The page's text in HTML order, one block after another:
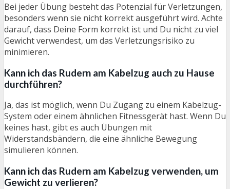
Bei jeder Übung besteht das Potenzial für Verletzungen,
besonders wenn sie nicht korrekt ausgeführt wird. Achte
darauf, dass Deine Form korrekt ist und Du nicht zu viel
Gewicht verwendest, um das Verletzungsrisiko zu
minimieren.
Kann ich das Rudern am Kabelzug auch zu Hause
durchführen?
Ja, das ist möglich, wenn Du Zugang zu einem Kabelzug-
System oder einem ähnlichen Fitnessgerät hast. Wenn Du
keines hast, gibt es auch Übungen mit
Widerstandsbändern, die eine ähnliche Bewegung
simulieren können.
Kann ich das Rudern am Kabelzug verwenden, um
Gewicht zu verlieren?